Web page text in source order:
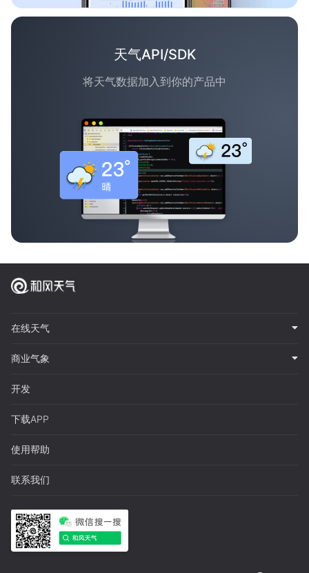
天气API/SDK
将天气数据加入到你的产品中
在线天气
商业气象
开发
下载APP
使用帮助
联系我们